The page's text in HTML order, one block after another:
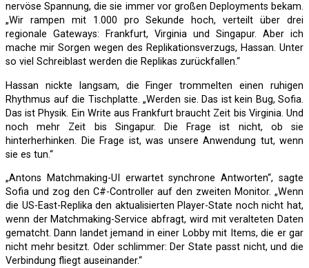
nervöse Spannung, die sie immer vor großen Deployments bekam.
„Wir rampen mit 1.000 pro Sekunde hoch, verteilt über drei
regionale Gateways: Frankfurt, Virginia und Singapur. Aber ich
mache mir Sorgen wegen des Replikationsverzugs, Hassan. Unter
so viel Schreiblast werden die Replikas zurückfallen.“
Hassan nickte langsam, die Finger trommelten einen ruhigen
Rhythmus auf die Tischplatte. „Werden sie. Das ist kein Bug, Sofia.
Das ist Physik. Ein Write aus Frankfurt braucht Zeit bis Virginia. Und
noch mehr Zeit bis Singapur. Die Frage ist nicht, ob sie
hinterherhinken. Die Frage ist, was unsere Anwendung tut, wenn
sie es tun.“
„Antons Matchmaking-UI erwartet synchrone Antworten“, sagte
Sofia und zog den C#-Controller auf den zweiten Monitor. „Wenn
die US-East-Replika den aktualisierten Player-State noch nicht hat,
wenn der Matchmaking-Service abfragt, wird mit veralteten Daten
gematcht. Dann landet jemand in einer Lobby mit Items, die er gar
nicht mehr besitzt. Oder schlimmer: Der State passt nicht, und die
Verbindung fliegt auseinander.“